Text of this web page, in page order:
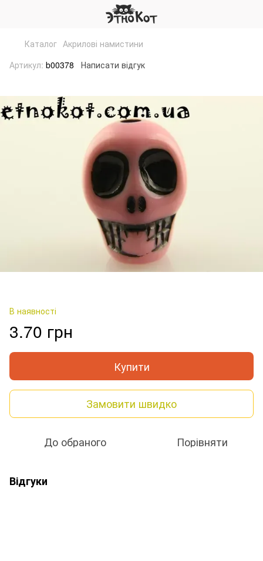
Каталог Акрилові намистини
Артикул: b00378 Написати відгук
В наявності
3.70 грн
Купити
Замовити швидко
До обраного Порівняти
Відгуки